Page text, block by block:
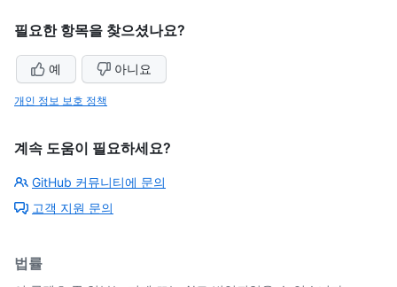
필요한 항목을 찾으셨나요?
예 아니요
개인 정보 보호 정책
계속 도움이 필요하세요?
GitHub 커뮤니티에 문의
고객 지원 문의
법률